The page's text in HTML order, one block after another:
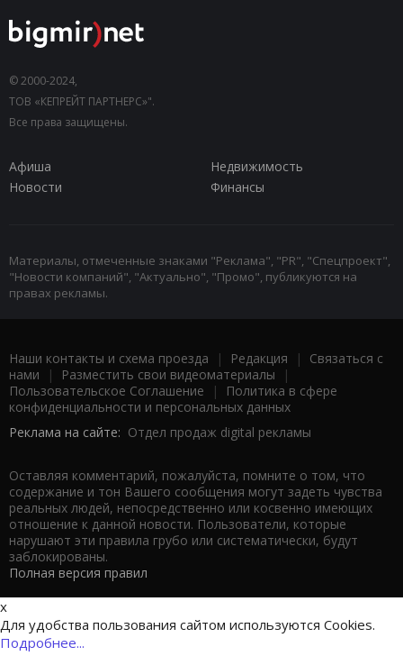
© 2000-2024,
ТОВ «КЕПРЕЙТ ПАРТНЕРС»".
Все права защищены.
Афиша
Недвижимость
Новости
Финансы
Материалы, отмеченные знаками "Реклама", "PR", "Спецпроект",
"Новости компаний", "Актуально", "Промо", публикуются на
правах рекламы.
Наши контакты и схема проезда | Редакция | Связаться с
нами | Разместить свои видеоматериалы |
Пользовательское Соглашение |
Политика в сфере
конфиденциальности и персональных данных
Реклама на сайте: Отдел продаж digital рекламы
Оставляя комментарий, пожалуйста, помните о том, что
содержание и тон Вашего сообщения могут задеть чувства
реальных людей, непосредственно или косвенно имеющих
отношение к данной новости. Пользователи, которые
нарушают эти правила грубо или систематически, будут
заблокированы.
Полная версия правил
x
Для удобства пользования сайтом используются Cookies.
Подробнее...